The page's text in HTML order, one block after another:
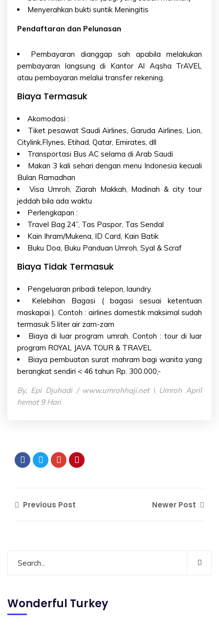
Menyerahkan bukti suntik Meningitis
Pendaftaran dan Pelunasan
Pembayaran dianggap sah apabila melakukan
pembayaran langsung di Kantor Al Aqsha TrAVEL
atau pembayaran melalui transfer rekening.
Biaya Termasuk
Akomodasi :
Tiket pesawat Saudi Airlines, Garuda Airlines, Lion,
Citylink,Flynes, Etihad, Qatar, Emirates, dll
Transportasi Bus AC selama di Arab Saudi
Makan 3 kali sehari dengan menu Indonesia kecuali
Bulan Ramadhan
Visa Umroh, Ziarah Makkah, Madinah & city tour
jeddah bila ada waktu
Perlengkapan :
Travel Bag 24”, Tas Paspor, Tas Sendal
Kain Ihram/Mukena, ID Card, Kain Batik
Buku Doa, Buku Panduan Umroh, Syal & Scraf
Biaya Tidak Termasuk
Pengeluaran pribadi telepon, laundry.
Kelebihan Bagasi ( bagasi sesuai ketentuan
maskapai ). Contoh : airlines domestik maksimal sudah
termasuk 5 liter air zam-zam
Biaya di luar program umrah. Contoh : tour di luar
program ROYAL JAVA TOUR & TRAVEL
Biaya pembuatan surat mahram bagi wanita yang
berangkat sendiri < 46 tahun Rp. 300.000,-
By, Epi Djuhadi / www.umrohhaji.net \ Umroh April
hemat 9 Hari
Previous Post Newer Post
Wonderful Turkey